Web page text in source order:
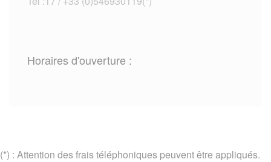
Horaires d'ouverture :
(*) : Attention des frais téléphoniques peuvent être appliqués.